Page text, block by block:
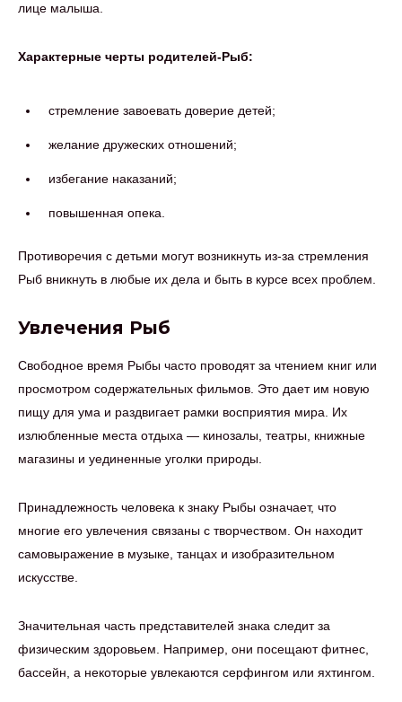
лице малыша.
Характерные черты родителей-Рыб:
стремление завоевать доверие детей;
желание дружеских отношений;
избегание наказаний;
повышенная опека.
Противоречия с детьми могут возникнуть из-за стремления
Рыб вникнуть в любые их дела и быть в курсе всех проблем.
Увлечения Рыб
Свободное время Рыбы часто проводят за чтением книг или
просмотром содержательных фильмов. Это дает им новую
пищу для ума и раздвигает рамки восприятия мира. Их
излюбленные места отдыха — кинозалы, театры, книжные
магазины и уединенные уголки природы.
Принадлежность человека к знаку Рыбы означает, что
многие его увлечения связаны с творчеством. Он находит
самовыражение в музыке, танцах и изобразительном
искусстве.
Значительная часть представителей знака следит за
физическим здоровьем. Например, они посещают фитнес,
бассейн, а некоторые увлекаются серфингом или яхтингом.